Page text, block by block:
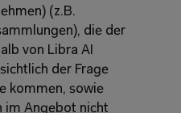
(z.B.
die der
von Libra AI
der Frage
kommen, sowie
im Angebot nicht